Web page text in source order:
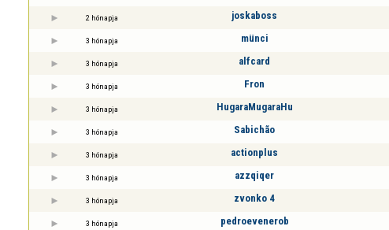
2 hónapja joskaboss
3 hónapja münci
3 hónapja alfcard
3 hónapja Fron
3 hónapja HugaraMugaraHu
3 hónapja Sabichão
3 hónapja actionplus
3 hónapja azzqiqer
3 hónapja zvonko 4
3 hónapja pedroevenerob